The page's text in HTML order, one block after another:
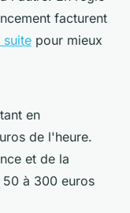
facturent
suite pour mieux
en
de l'heure.
et de la
à 300 euros